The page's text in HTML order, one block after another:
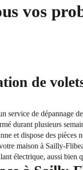
vos
de
service de dépannage
durant plusieurs
et dispose des
maison à Sailly-
électrique, aussi bien